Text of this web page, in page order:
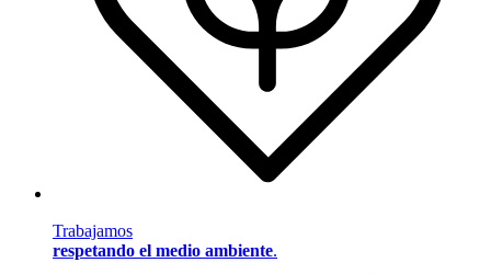
Trabajamos
respetando el medio ambiente.